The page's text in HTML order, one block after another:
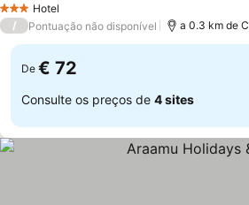
3 EstrelasHotel
/ Pontuação não disponível a 0.3 km de
De € 72
Consulte os preços de 4 sites